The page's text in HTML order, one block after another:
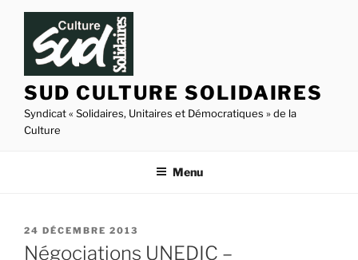
Aller
contenu
principal
SUD CULTURE SOLIDAIRES
Syndicat « Solidaires, Unitaires et Démocratiques » de la
Culture
Menu
PUBLIÉ
LE
24 DÉCEMBRE 2013
Négociations UNEDIC –